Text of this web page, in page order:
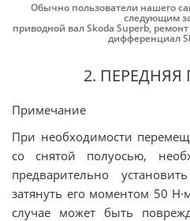
Обычно пользователи нашего
следующим
приводной вал Skoda Superb,
дифференциал
2.
Примечание
При необходимости
со снятой полуосью,
предварительно
затянуть его моментом 50
случае может быть